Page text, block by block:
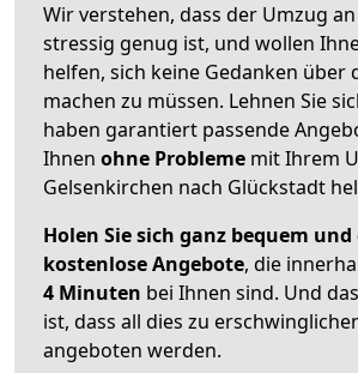
Wir verstehen, dass der Umzug
stressig genug ist, und wollen
helfen, sich keine Gedanken über
machen zu müssen. Lehnen Sie
haben garantiert passende
Ihnen ohne Probleme mit Ihrem
Gelsenkirchen nach Glückstadt
Holen Sie sich ganz bequem
kostenlose Angebote, die
4 Minuten bei Ihnen sind. Und
ist, dass all dies zu
angeboten werden.